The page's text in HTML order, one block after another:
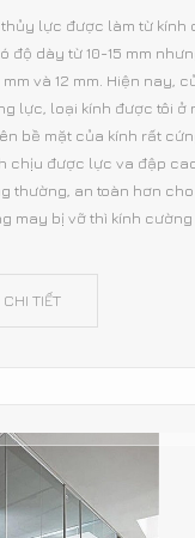
thủy lực được làm từ kính
độ dày từ 10-15 mm
mm và 12 mm. Hiện nay,
lực, loại kính được tôi ở
bề mặt của kính rất
chịu được lực va đập
thường, an toàn hơn
may bị vỡ thì kính cường
CHI TIẾT